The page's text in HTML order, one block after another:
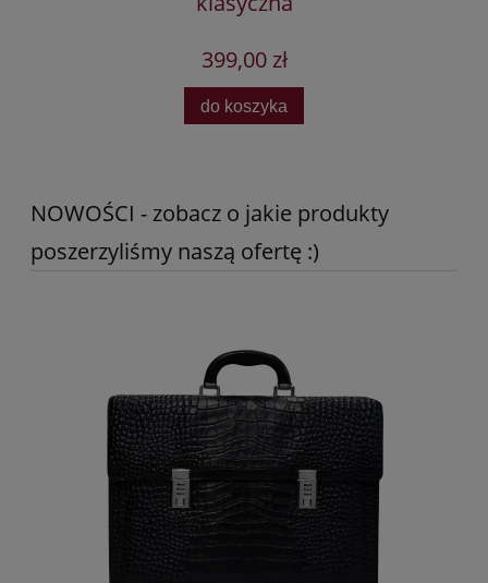
399,00 zł
do koszyka
NOWOŚCI - zobacz o jakie produkty
poszerzyliśmy naszą ofertę :)